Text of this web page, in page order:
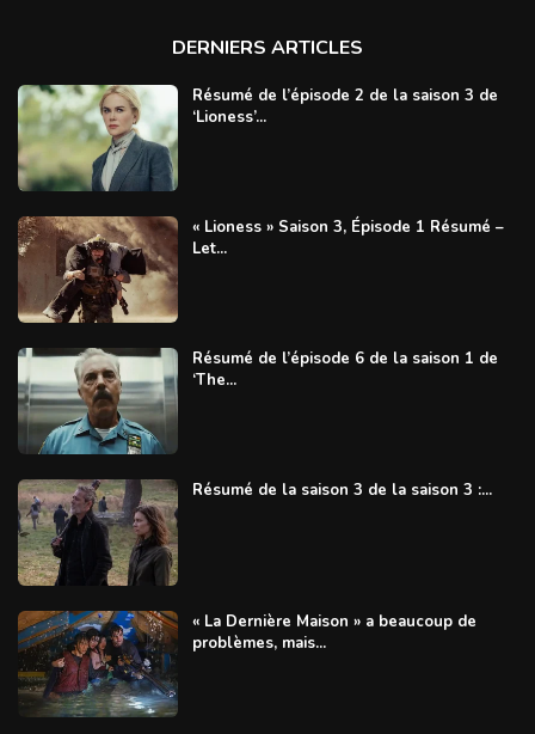
DERNIERS ARTICLES
Résumé de l’épisode 2 de la saison 3 de
‘Lioness’...
« Lioness » Saison 3, Épisode 1 Résumé –
Let...
Résumé de l’épisode 6 de la saison 1 de
‘The...
Résumé de la saison 3 de la saison 3 :...
« La Dernière Maison » a beaucoup de
problèmes, mais...